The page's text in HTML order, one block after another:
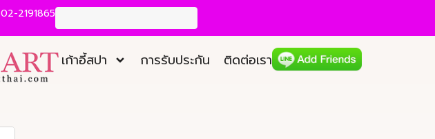
02-2191865
เก้าอี้สปา การรับประกัน ติดต่อเรา